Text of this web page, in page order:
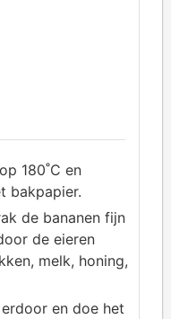
180˚C en
bakpapier.
de bananen fijn
de eieren
melk, honing,
en doe het